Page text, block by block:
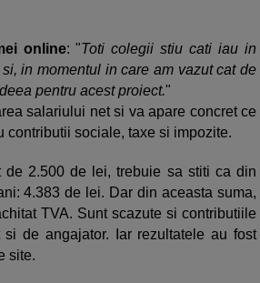
online: "Toti colegii stiu cati iau in
in momentul in care am vazut cat de
pentru acest proiect."
salariului net si va apare concret ce
contributii sociale, taxe si impozite.
2.500 de lei, trebuie sa stiti ca din
4.383 de lei. Dar din aceasta suma,
TVA. Sunt scazute si contributiile
de angajator. Iar rezultatele au fost
site.